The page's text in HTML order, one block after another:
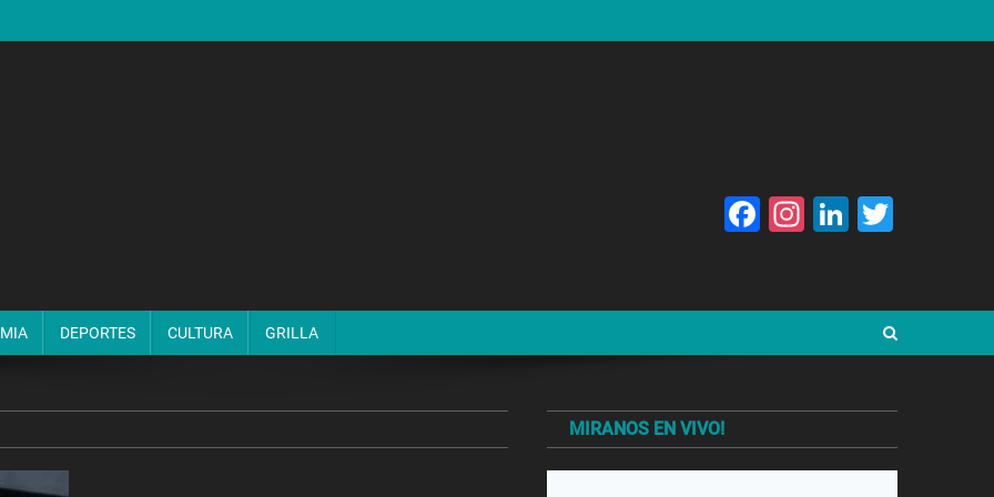
Facebook
Instagram
LinkedIn
DEPORTES CULTURA GRILLA
MIRANOS EN VIVO!